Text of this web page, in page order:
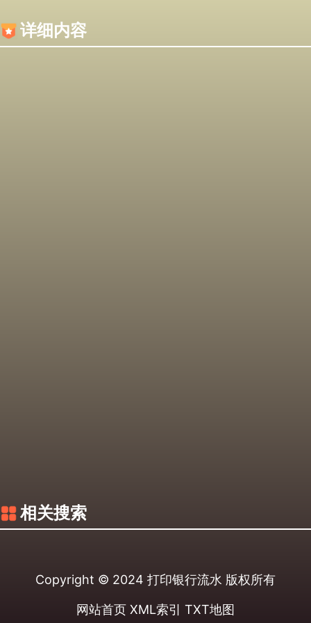
详细内容
相关搜索
Copyright © 2024 打印银行流水 版权所有
网站首页 XML索引 TXT地图